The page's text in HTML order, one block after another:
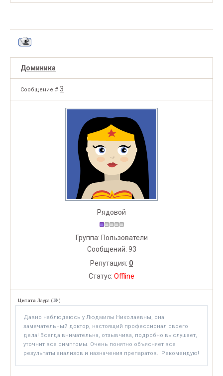
Доминика
Сообщение # 3
Рядовой
Группа: Пользователи
Сообщений: 93
Репутация: 0
Статус: Offline
Цитата Лаура ( )
Давно наблюдаюсь у Людмилы Николаевны, она
замечательный доктор, настоящий профессионал своего
дела! Всегда внимательна, отзывчива, подробно выслушает,
уточнит все симптомы. Очень понятно объясняет все
результаты анализов и назначения препаратов. Рекомендую!